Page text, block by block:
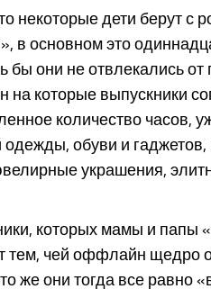
некоторые дети берут с
основном это
они не отвлекались
которые выпускники
количество часов,
обуви и
украшения,
которых мамы и папы
тем, чей оффлайн щедро
же они тогда все равно